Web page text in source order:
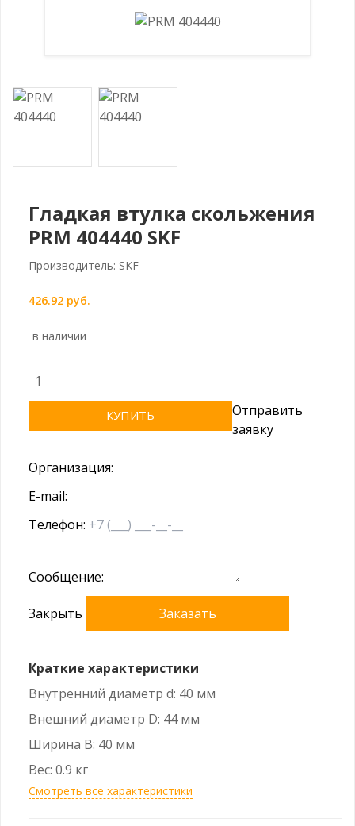
Гладкая втулка скольжения
PRM 404440 SKF
Производитель: SKF
426.92 руб.
в наличии
КУПИТЬ
Отправить
заявку
Организация:
E-mail:
Телефон:
Сообщение:
Закрыть Заказать
Краткие характеристики
Внутренний диаметр d: 40 мм
Внешний диаметр D: 44 мм
Ширина B: 40 мм
Вес: 0.9 кг
Смотреть все характеристики